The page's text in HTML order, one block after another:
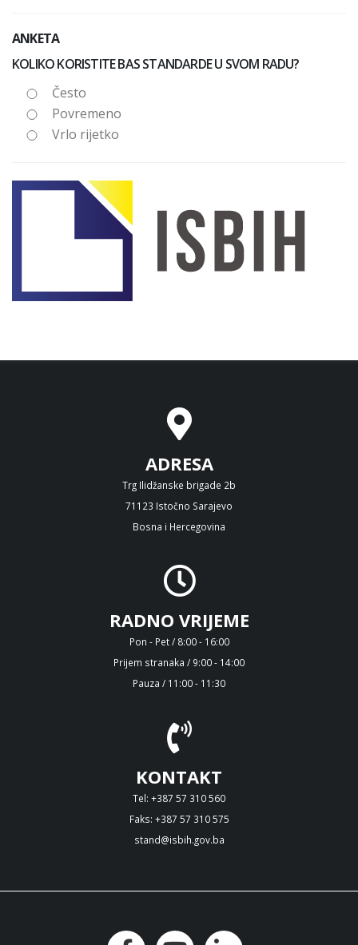
ANKETA
KOLIKO KORISTITE BAS STANDARDE U SVOM RADU?
Često
Povremeno
Vrlo rijetko
ADRESA
Trg Ilidžanske brigade 2b
71123 Istočno Sarajevo
Bosna i Hercegovina
RADNO VRIJEME
Pon - Pet / 8:00 - 16:00
Prijem stranaka / 9:00 - 14:00
Pauza / 11:00 - 11:30
KONTAKT
Tel: +387 57 310 560
Faks: +387 57 310 575
stand@isbih.gov.ba